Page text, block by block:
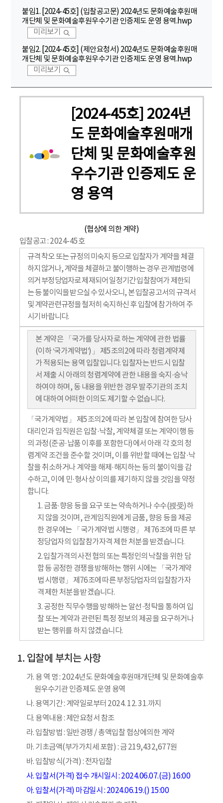
붙임1. [2024-45호] (입찰공고문) 2024년도 문화예술후원매
개단체 및 문화예술후원우수기관 인증제도 운영 용역.hwp
미리보기
붙임2. [2024-45호] (제안요청서) 2024년도 문화예술후원매
개단체 및 문화예술후원우수기관 인증제도 운영 용역.hwp
미리보기
[2024-45호] 2024년
도 문화예술후원매개
단체 및 문화예술후원
우수기관 인증제도 운
영 용역
(협상에 의한 계약)
입찰공고 : 2024-45호
규격 착오 또는 규정의 미숙지 등으로 입찰자가 계약을 체결
하지 않거나, 계약을 체결하고 불이행하는 경우 관계법령에
의거 부정당업자로 제재되어 일정기간 입찰참여가 제한되
는 등 불이익을 받으실 수 있사오니, 본 입찰공고서의 규격서
및 계약관련규정을 철저히 숙지하신 후 입찰에 참가하여 주
시기 바랍니다.
본 계약은 「국가를 당사자로 하는 계약에 관한 법률
(이하 ‘국가계약법’)」 제5조의2에 따라 청렴계약제
가 적용되는 용역 입찰입니다. 입찰자는 반드시 입찰
서 제출 시 아래의 청렴계약에 관한 내용을 숙지·승낙
하여야 하며, 동 내용을 위반한 경우 발주기관의 조치
에 대하여 어떠한 이의도 제기할 수 없습니다.
「국가계약법」 제5조의2에 따라 본 입찰에 참여한 당사
대리인과 임직원은 입찰·낙찰, 계약체결 또는 계약이행 등
의 과정(준공·납품 이후를 포함한다)에서 아래 각 호의 청
렴계약 조건을 준수할 것이며, 이를 위반할 때에는 입찰·낙
찰을 취소하거나 계약을 해제·해지하는 등의 불이익을 감
수하고, 이에 민·형사상 이의를 제기하지 않을 것임을 약정
합니다.
1. 금품·향응 등을 요구 또는 약속하거나 수수(授受)하
지 않을 것이며, 관계임직원에게 금품, 향응 등을 제공
한 경우에는 「국가계약법 시행령」 제76조에 따른 부
정당업자의 입찰참가자격 제한 처분을 받겠습니다.
2. 입찰가격의 사전 협의 또는 특정인의 낙찰을 위한 담
합 등 공정한 경쟁을 방해하는 행위 시에는 「국가계약
법 시행령」 제76조에 따른 부정당업자의 입찰참가자
격 제한 처분을 받겠습니다.
3. 공정한 직무수행을 방해하는 알선·청탁을 통하여 입
찰 또는 계약과 관련된 특정 정보의 제공을 요구하거나
받는 행위를 하지 않겠습니다.
입찰에 부치는 사항
가. 용 역 명 : 2024년도 문화예술후원매개단체 및 문화예술후
원우수기관 인증제도 운영 용역
나. 용역기간 : 계약일로부터 2024. 12. 31.까지
다. 용역내용 : 제안요청서 참조
라. 입찰방법 : 일반경쟁 / 총액입찰 협상에의한 계약
마. 기초금액(부가가치세 포함) : 금 219,432,677원
바. 입찰방식(가격) : 전자입찰
사. 입찰서(가격) 접수 개시일시 : 2024.06.07.(금) 16:00
아. 입찰서(가격) 마감일시 : 2024.06.19.() 15:00